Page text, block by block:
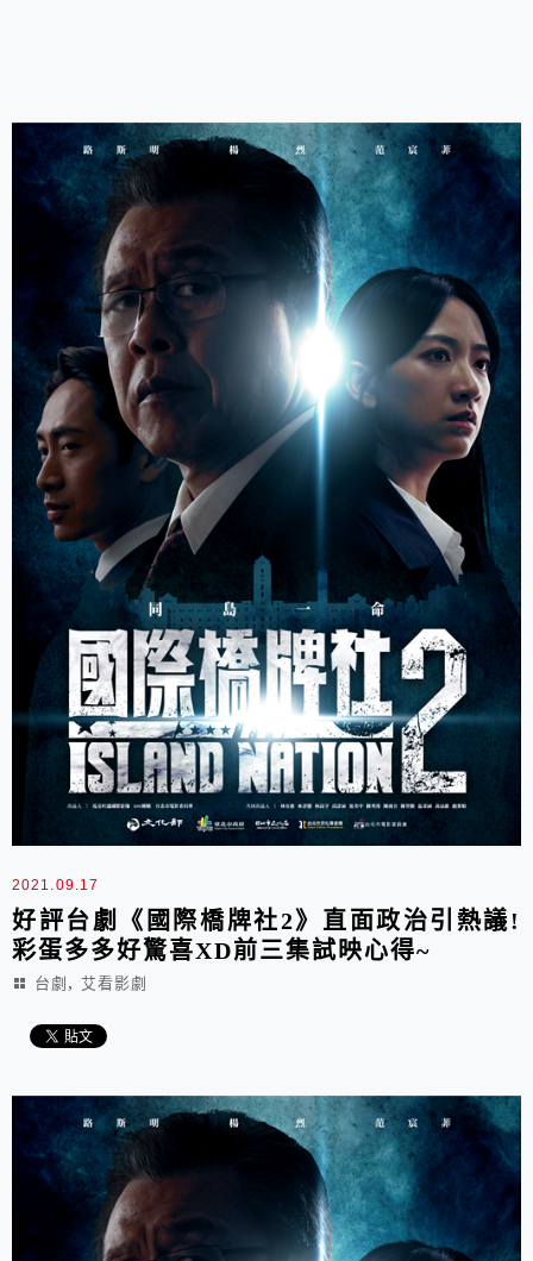
2021.09.17
好評台劇《國際橋牌社2》直面政治引熱議!
彩蛋多多好驚喜XD前三集試映心得~
台劇 , 艾看影劇